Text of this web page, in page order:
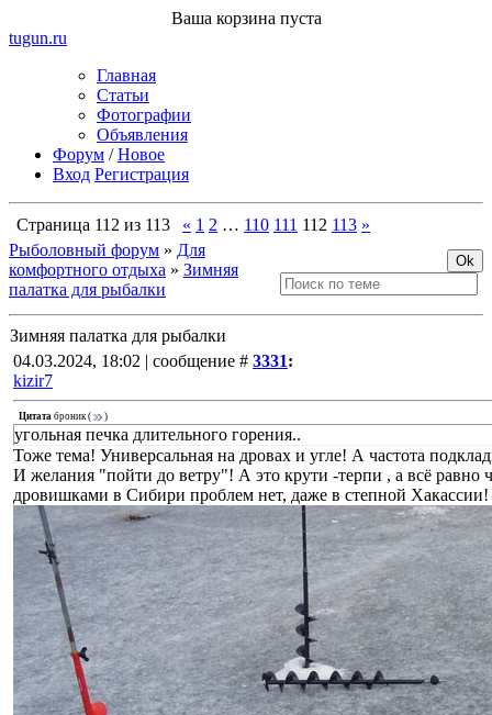
Ваша корзина пуста
tugun.ru
Главная
Статьи
Фотографии
Объявления
Форум /Новое
Вход Регистрация
Страница 112 из 113 « 1 2 … 110 111 112 113 »
Рыболовный форум » Для
комфортного отдыха » Зимняя
палатка для рыбалки
Зимняя палатка для рыбалки
04.03.2024, 18:02 | сообщение # 3331:
kizir7
Цитата броник( )
угольная печка длительного горения..
Тоже тема! Универсальная на дровах и угле! А частота
И желания "пойти до ветру"! А это крути -терпи , а всё
дровишками в Сибири проблем нет, даже в степной Хакассии!